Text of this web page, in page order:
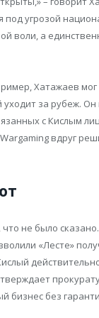
угрозой
воли, а
Хатажаев
уходит за рубеж.
с Кислым
вдруг
не было
«Лесте»
бизнес без